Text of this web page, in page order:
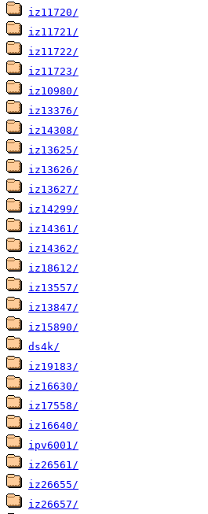
iz11720/
iz11721/
iz11722/
iz11723/
iz10980/
iz13376/
iz14308/
iz13625/
iz13626/
iz13627/
iz14299/
iz14361/
iz14362/
iz18612/
iz13557/
iz13847/
iz15890/
ds4k/
iz19183/
iz16630/
iz17558/
iz16640/
ipv6001/
iz26561/
iz26655/
iz26657/